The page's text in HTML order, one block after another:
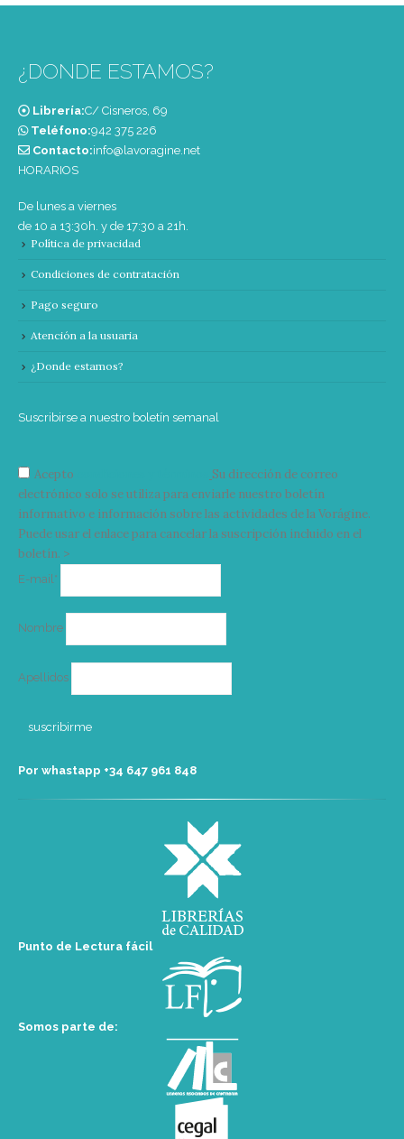
¿DONDE ESTAMOS?
Librería:C/ Cisneros, 69
Teléfono:‭942 375 226‬
Contacto:info@lavoragine.net
HORARIOS
De lunes a viernes
de 10 a 13:30h. y de 17:30 a 21h.
Política de privacidad
Condiciones de contratación
Pago seguro
Atención a la usuaria
¿Donde estamos?
Suscribirse a nuestro boletín semanal
Acepto
Su dirección de correo
electrónico solo se utiliza para enviarle nuestro boletín
informativo e información sobre las actividades de la Vorágine.
Puede usar el enlace para cancelar la suscripción incluido en el
boletín. >
E-mail*
Nombre
Apellidos
Por whastapp +34 ‭647 961 848‬
Punto de Lectura fácil
Somos parte de: